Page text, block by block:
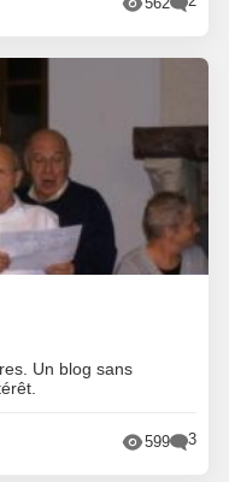
Un blog sans
599 3